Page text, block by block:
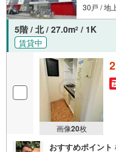
30戸 / 地
5階 / 北 / 27.0m2 / 1K
賃貸中
画像20枚
おすすめポイント